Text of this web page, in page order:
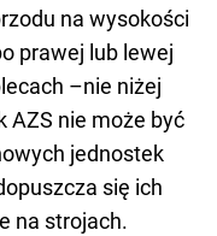
na wysokości
prawej lub lewej
–nie niżej
AZS nie może być
jednostek
się ich
na strojach.